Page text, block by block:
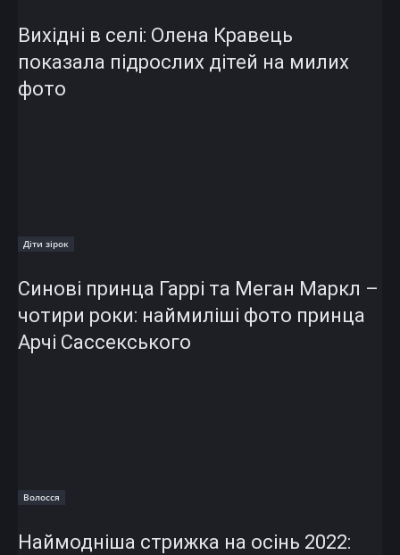
Вихідні в селі: Олена Кравець
показала підрослих дітей на милих
фото
Діти зірок
Синові принца Гаррі та Меган Маркл –
чотири роки: наймиліші фото принца
Арчі Сассекського
Волосся
Наймодніша стрижка на осінь 2022: